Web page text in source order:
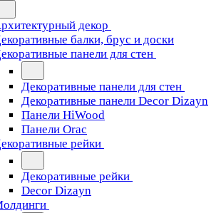
декор
балки, брус и доски
панели для стен
Декоративные панели для стен
Декоративные панели Decor Dizayn
Панели HiWood
Панели Orac
рейки
Декоративные рейки
Decor Dizayn